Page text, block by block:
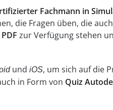
Fachmann in
die Fragen üben, die
zur Verfügung stehen
und iOS, um sich auf die
in Form von Quiz